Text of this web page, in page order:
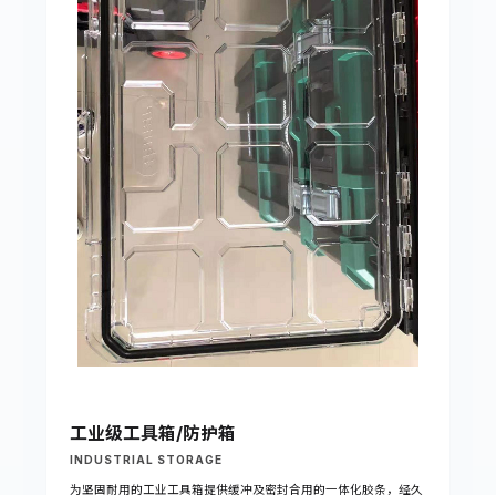
工业级工具箱/防护箱
INDUSTRIAL STORAGE
为坚固耐用的工业工具箱提供缓冲及密封合用的一体化胶条，经久